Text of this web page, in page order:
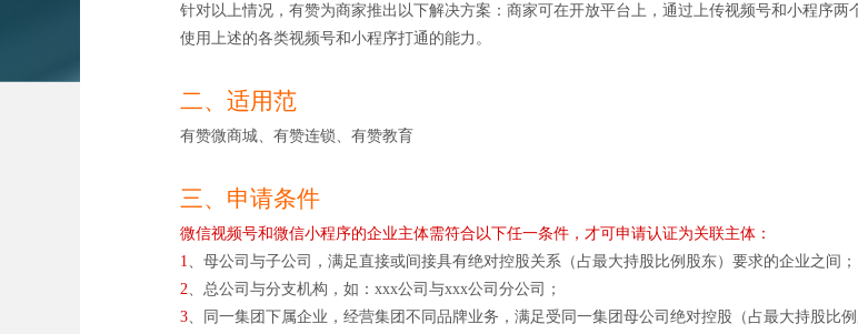
针对以上情况，有赞为商家推出以下解决方案：商家可在开放平台上，通过上传视频号和小程序
使用上述的各类视频号和小程序打通的能力。
二、适用范
有赞微商城、有赞连锁、有赞教育
三、申请条件
微信视频号和微信小程序的企业主体需符合以下任一条件，才可申请认证为关联主体：
1
、母公司与子公司，满足直接或间接具有绝对控股关系（占最大持股比例股东）要求的企业之间；
2 、总公司与分支机构，如：xxx公司与xxx公司分公司；
3 、同一集团下属企业，经营集团不同品牌业务，满足受同一集团母公司绝对控股（占最大持股比